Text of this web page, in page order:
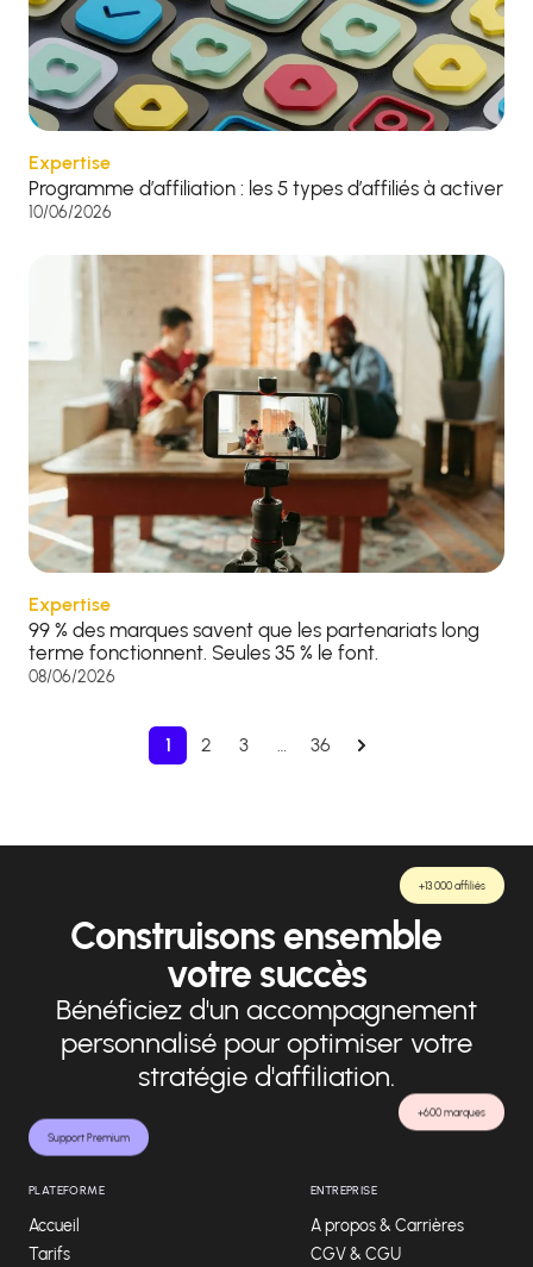
Expertise
Programme d’affiliation : les 5 types d’affiliés à activer
10/06/2026
Expertise
99 % des marques savent que les partenariats long
terme fonctionnent. Seules 35 % le font.
08/06/2026
1 2 3 … 36
Support Premium
+600 marques
+13 000 affiliés
Construisons ensemble
votre succès
Bénéficiez d'un accompagnement
personnalisé pour optimiser votre
stratégie d'affiliation.
PLATEFORME
Accueil
Tarifs
ENTREPRISE
A propos & Carrières
CGV & CGU